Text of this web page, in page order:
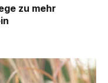
zu mehr